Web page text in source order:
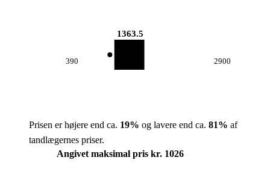
390
1363.5
2900
Prisen er højere end ca. 19% og lavere end ca. 81% af
tandlægernes priser.
Angivet maksimal pris kr. 1026